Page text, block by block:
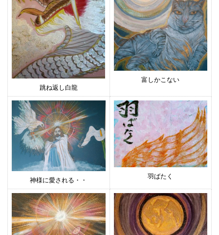
跳ね返し白龍
富しかこない
神様に愛される・・
羽ばたく